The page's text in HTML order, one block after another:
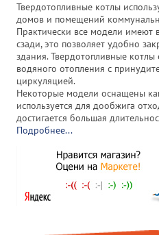
Твердотопливные котлы
домов и помещений
Практически все модели имеют
сзади, это позволяет удобно
здания. Твердотопливные
водяного отопления с
циркуляцией.
Некоторые модели оснащены
используется для дообжига
достигается большая
Подробнее...